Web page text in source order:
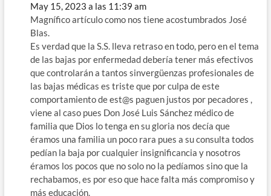
May 15, 2023 a las 11:39 am
Magnífico artículo como nos tiene acostumbrados José
Blas.
Es verdad que la S.S. lleva retraso en todo, pero en el tema
de las bajas por enfermedad debería tener más efectivos
que controlarán a tantos sinvergüenzas profesionales de
las bajas médicas es triste que por culpa de este
comportamiento de est@s paguen justos por pecadores ,
viene al caso pues Don José Luis Sánchez médico de
familia que Dios lo tenga en su gloria nos decía que
éramos una familia un poco rara pues a su consulta todos
pedían la baja por cualquier insignificancia y nosotros
éramos los pocos que no solo no la pedíamos sino que la
rechabamos, es por eso que hace falta más compromiso y
más educación.